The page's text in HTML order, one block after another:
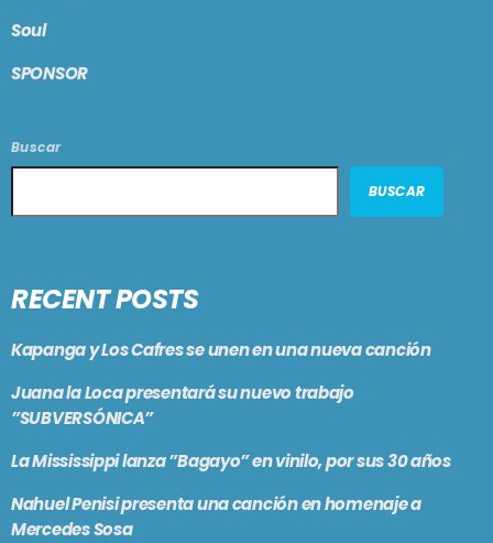
Soul
SPONSOR
Buscar
BUSCAR
RECENT POSTS
Kapanga y Los Cafres se unen en una nueva canción
Juana la Loca presentará su nuevo trabajo
”SUBVERSÓNICA”
La Mississippi lanza ”Bagayo” en vinilo, por sus 30 años
Nahuel Penisi presenta una canción en homenaje a
Mercedes Sosa